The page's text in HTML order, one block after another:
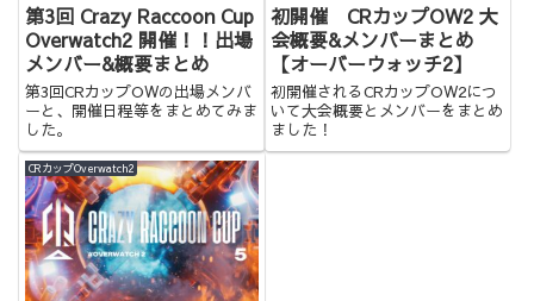
第3回 Crazy Raccoon Cup
Overwatch2 開催！！出場
メンバー&概要まとめ
第3回CRカップOWの出場メンバ
ーと、開催日程等をまとめてみま
した。
初開催 CRカップOW2 大
会概要&メンバーまとめ
【オーバーウォッチ2】
初開催されるCRカップOW2につ
いて大会概要とメンバーをまとめ
ました！
CRカップOverwatch2